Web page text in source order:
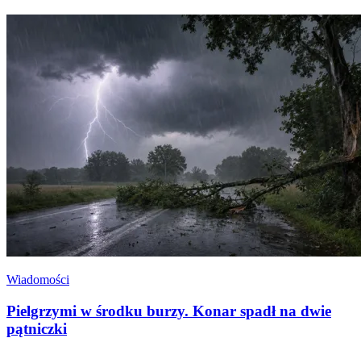
Wiadomości
Pielgrzymi w środku burzy. Konar spadł na dwie
pątniczki